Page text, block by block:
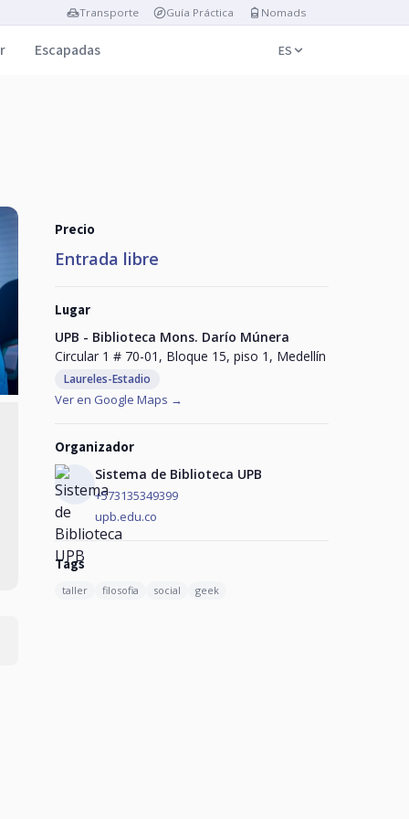
Transporte Guía Práctica Nomads
Escapadas ES
Precio
Entrada libre
Lugar
UPB - Biblioteca Mons. Darío Múnera
Circular 1 # 70-01, Bloque 15, piso 1, Medellín
Laureles-Estadio
Ver en Google Maps →
Organizador
Sistema de Biblioteca UPB
+573135349399
upb.edu.co
Tags
taller filosofia social geek